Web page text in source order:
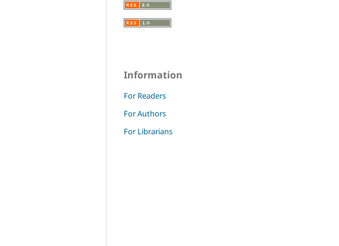
Information
For Readers
For Authors
For Librarians